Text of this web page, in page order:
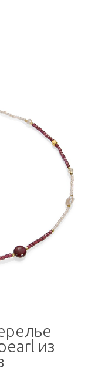
из